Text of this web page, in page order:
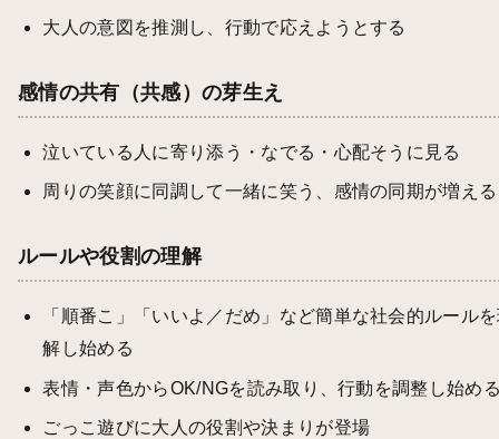
大人の意図を推測し、行動で応えようとする
感情の共有（共感）の芽生え
泣いている人に寄り添う・なでる・心配そうに見る
周りの笑顔に同調して一緒に笑う、感情の同期が増える
ルールや役割の理解
「順番こ」「いいよ／だめ」など簡単な社会的ルール
解し始める
表情・声色からOK/NGを読み取り、行動を調整し始め
ごっこ遊びに大人の役割や決まりが登場